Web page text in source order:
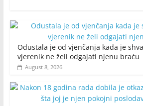
Odustala je od vjenčanja kada je
vjerenik ne želi odgajati njenu braću
August 8, 2026